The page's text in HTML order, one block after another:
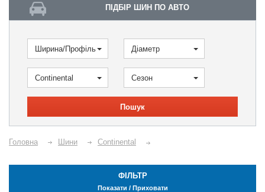
ПІДБІР ШИН ПО АВТО
Ширина/Профіль Діаметр
Continental Сезон
Пошук
Головна Шини Continental
ФІЛЬТР
Показати / Приховати